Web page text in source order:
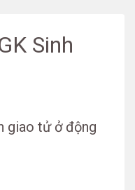
Sinh
giao tử ở động